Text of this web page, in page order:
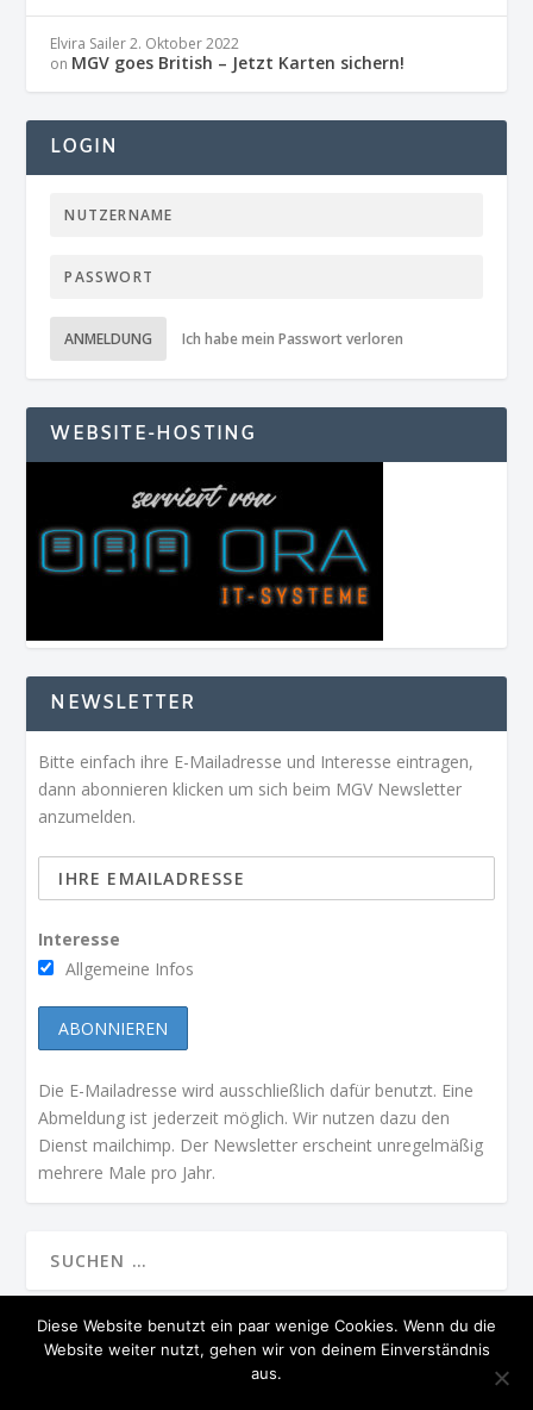
Elvira Sailer 2. Oktober 2022
on MGV goes British – Jetzt Karten sichern!
LOGIN
ANMELDUNG Ich habe mein Passwort verloren
WEBSITE-HOSTING
NEWSLETTER
Bitte einfach ihre E-Mailadresse und Interesse eintragen,
dann abonnieren klicken um sich beim MGV Newsletter
anzumelden.
Interesse
Allgemeine Infos
Die E-Mailadresse wird ausschließlich dafür benutzt. Eine
Abmeldung ist jederzeit möglich. Wir nutzen dazu den
Dienst mailchimp. Der Newsletter erscheint unregelmäßig
mehrere Male pro Jahr.
ELEGANT THEMES | UNTERSTÜTZT VON
Diese Website benutzt ein paar wenige Cookies. Wenn du die
Website weiter nutzt, gehen wir von deinem Einverständnis
aus.